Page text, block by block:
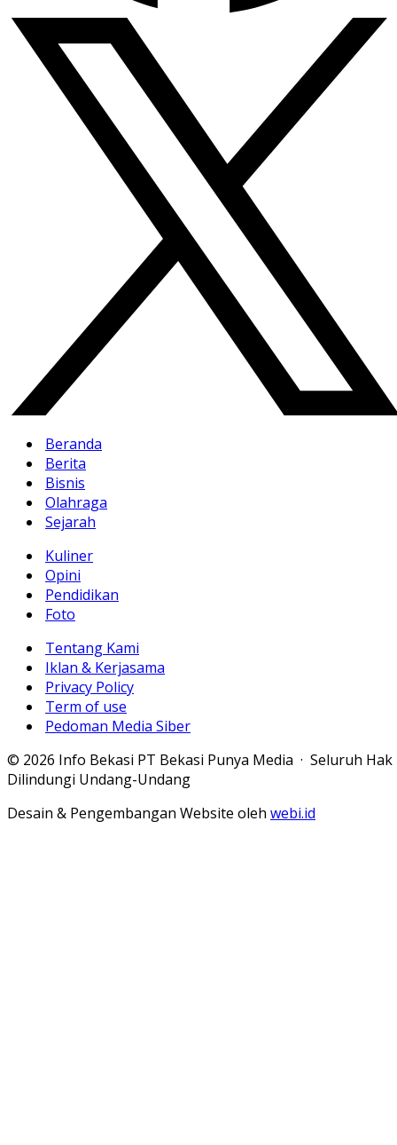
Beranda
Berita
Bisnis
Olahraga
Sejarah
Kuliner
Opini
Pendidikan
Foto
Tentang Kami
Iklan & Kerjasama
Privacy Policy
Term of use
Pedoman Media Siber
© 2026 Info Bekasi PT Bekasi Punya Media · Seluruh Hak
Dilindungi Undang-Undang
Desain & Pengembangan Website oleh webi.id